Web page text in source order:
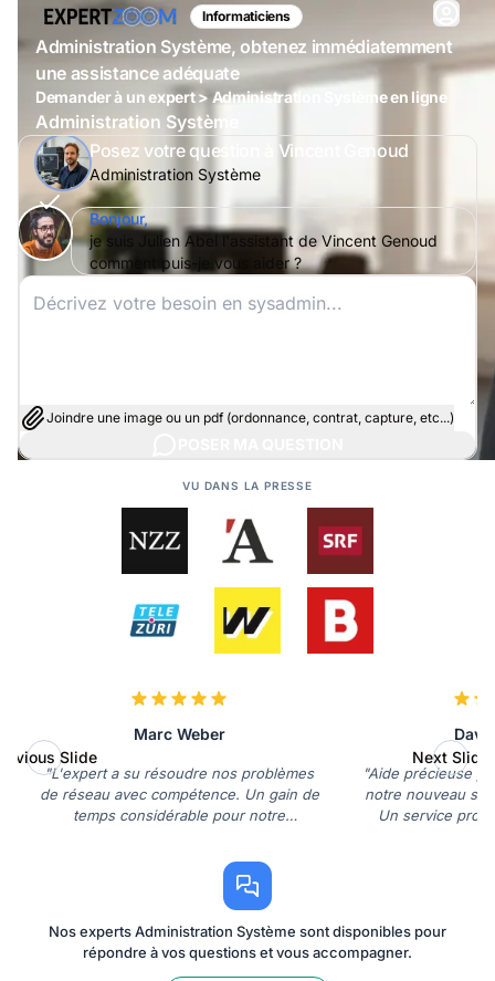
Informaticiens
Administration Système, obtenez immédiatemment
une assistance adéquate
Demander à un expert > Administration Système en ligne
Administration Système
Posez votre question à Vincent Genoud
Administration Système
Bonjour,
je suis Julien Abel l'assistant de Vincent Genoud
comment puis-je vous aider ?
Joindre une image ou un pdf (ordonnance, contrat, capture, etc...)
VU DANS LA PRESSE
Marc Weber
"L'expert a su résoudre nos problèmes
de réseau avec compétence. Un gain de
temps considérable pour notre
"Aide précieuse
notre nouveau
Un service
Slide Next Slide
Nos experts Administration Système sont disponibles pour
répondre à vos questions et vous accompagner.